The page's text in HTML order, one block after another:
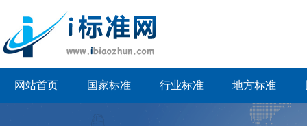
网站首页 国家标准 行业标准 地方标准